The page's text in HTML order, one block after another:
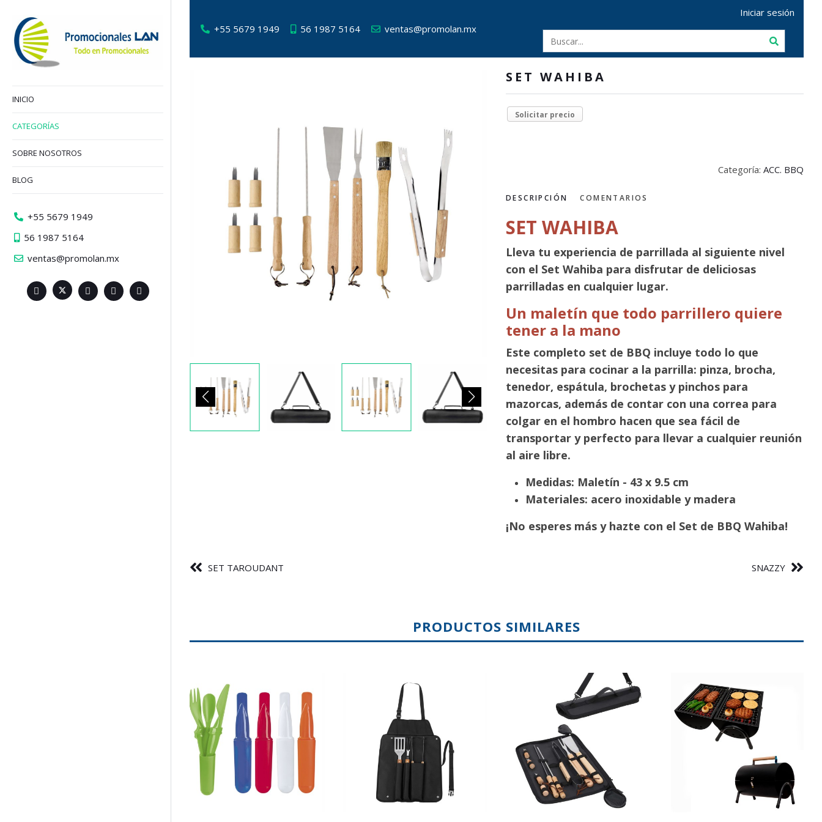
+55 5679 1949 56 1987 5164 ventas@promolan.mx
Iniciar sesión
SET WAHIBA
Solicitar precio
Categoría: ACC. BBQ
DESCRIPCIÓN COMENTARIOS
SET WAHIBA
Lleva tu experiencia de parrillada al siguiente nivel
con el Set Wahiba para disfrutar de deliciosas
parrilladas en cualquier lugar.
Un maletín que todo parrillero quiere
tener a la mano
Este completo set de BBQ incluye todo lo que
necesitas para cocinar a la parrilla: pinza, brocha,
tenedor, espátula, brochetas y pinchos para
mazorcas, además de contar con una correa para
colgar en el hombro hacen que sea fácil de
transportar y perfecto para llevar a cualquier reunión
al aire libre.
Medidas: Maletín - 43 x 9.5 cm
Materiales: acero inoxidable y madera
¡No esperes más y hazte con el Set de BBQ Wahiba!
SET TAROUDANT SNAZZY
PRODUCTOS SIMILARES
INICIO
CATEGORÍAS
SOBRE NOSOTROS
BLOG
+55 5679 1949
56 1987 5164
ventas@promolan.mx